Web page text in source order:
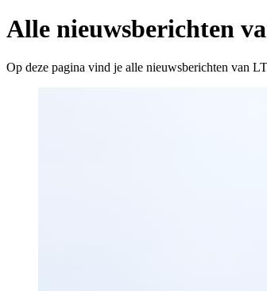
Alle nieuwsberichten
Op deze pagina vind je alle nieuwsberichten van